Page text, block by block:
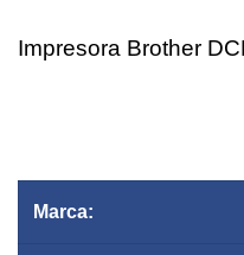
Impresora Brother
Marca: